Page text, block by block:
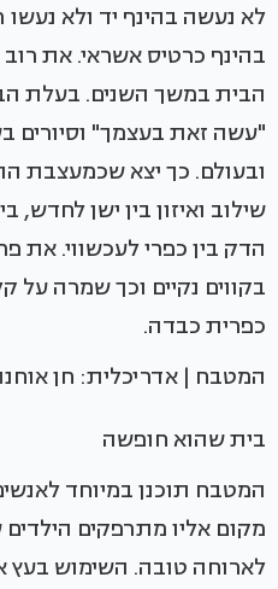
לא נעשה בהינף יד ולא
בהינף כרטיס אשראי. את
הבית במשך השנים. בעלת
"עשה זאת בעצמך" וסיורים
ובעולם. כך יצא שכמעצבת
שילוב ואיזון בין ישן לחדש,
הדק בין כפרי לעכשווי. את
בקווים נקיים וכך שמרה על
כפרית כבדה.
המטבח | אדריכלית: חן
בית שהוא חופשה
המטבח תוכנן במיוחד
מקום אליו מתרפקים
לארוחה טובה. השימוש בעץ